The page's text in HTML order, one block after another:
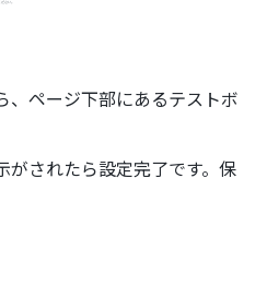
、ページ下部にあるテストボ
がされたら設定完了です。保